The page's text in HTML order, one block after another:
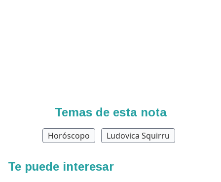
Temas de esta nota
Horóscopo Ludovica Squirru
Te puede interesar